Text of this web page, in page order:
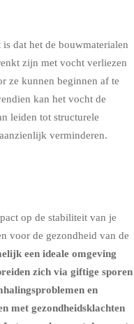
dat het de bouwmaterialen
zijn met vocht verliezen
ze kunnen beginnen af te
kan het vocht de
leiden tot structurele
verminderen.
op de stabiliteit van je
voor de gezondheid van de
een ideale omgeving
zich via giftige sporen
en
met gezondheidsklachten